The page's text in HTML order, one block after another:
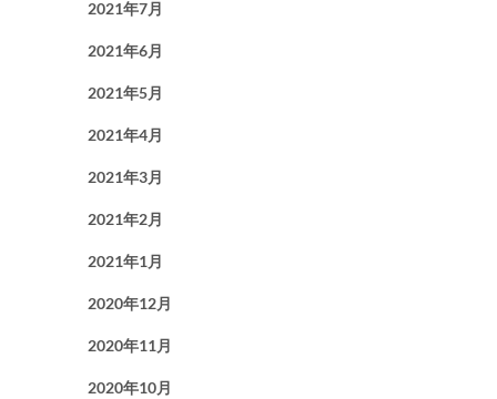
2021年7月
2021年6月
2021年5月
2021年4月
2021年3月
2021年2月
2021年1月
2020年12月
2020年11月
2020年10月